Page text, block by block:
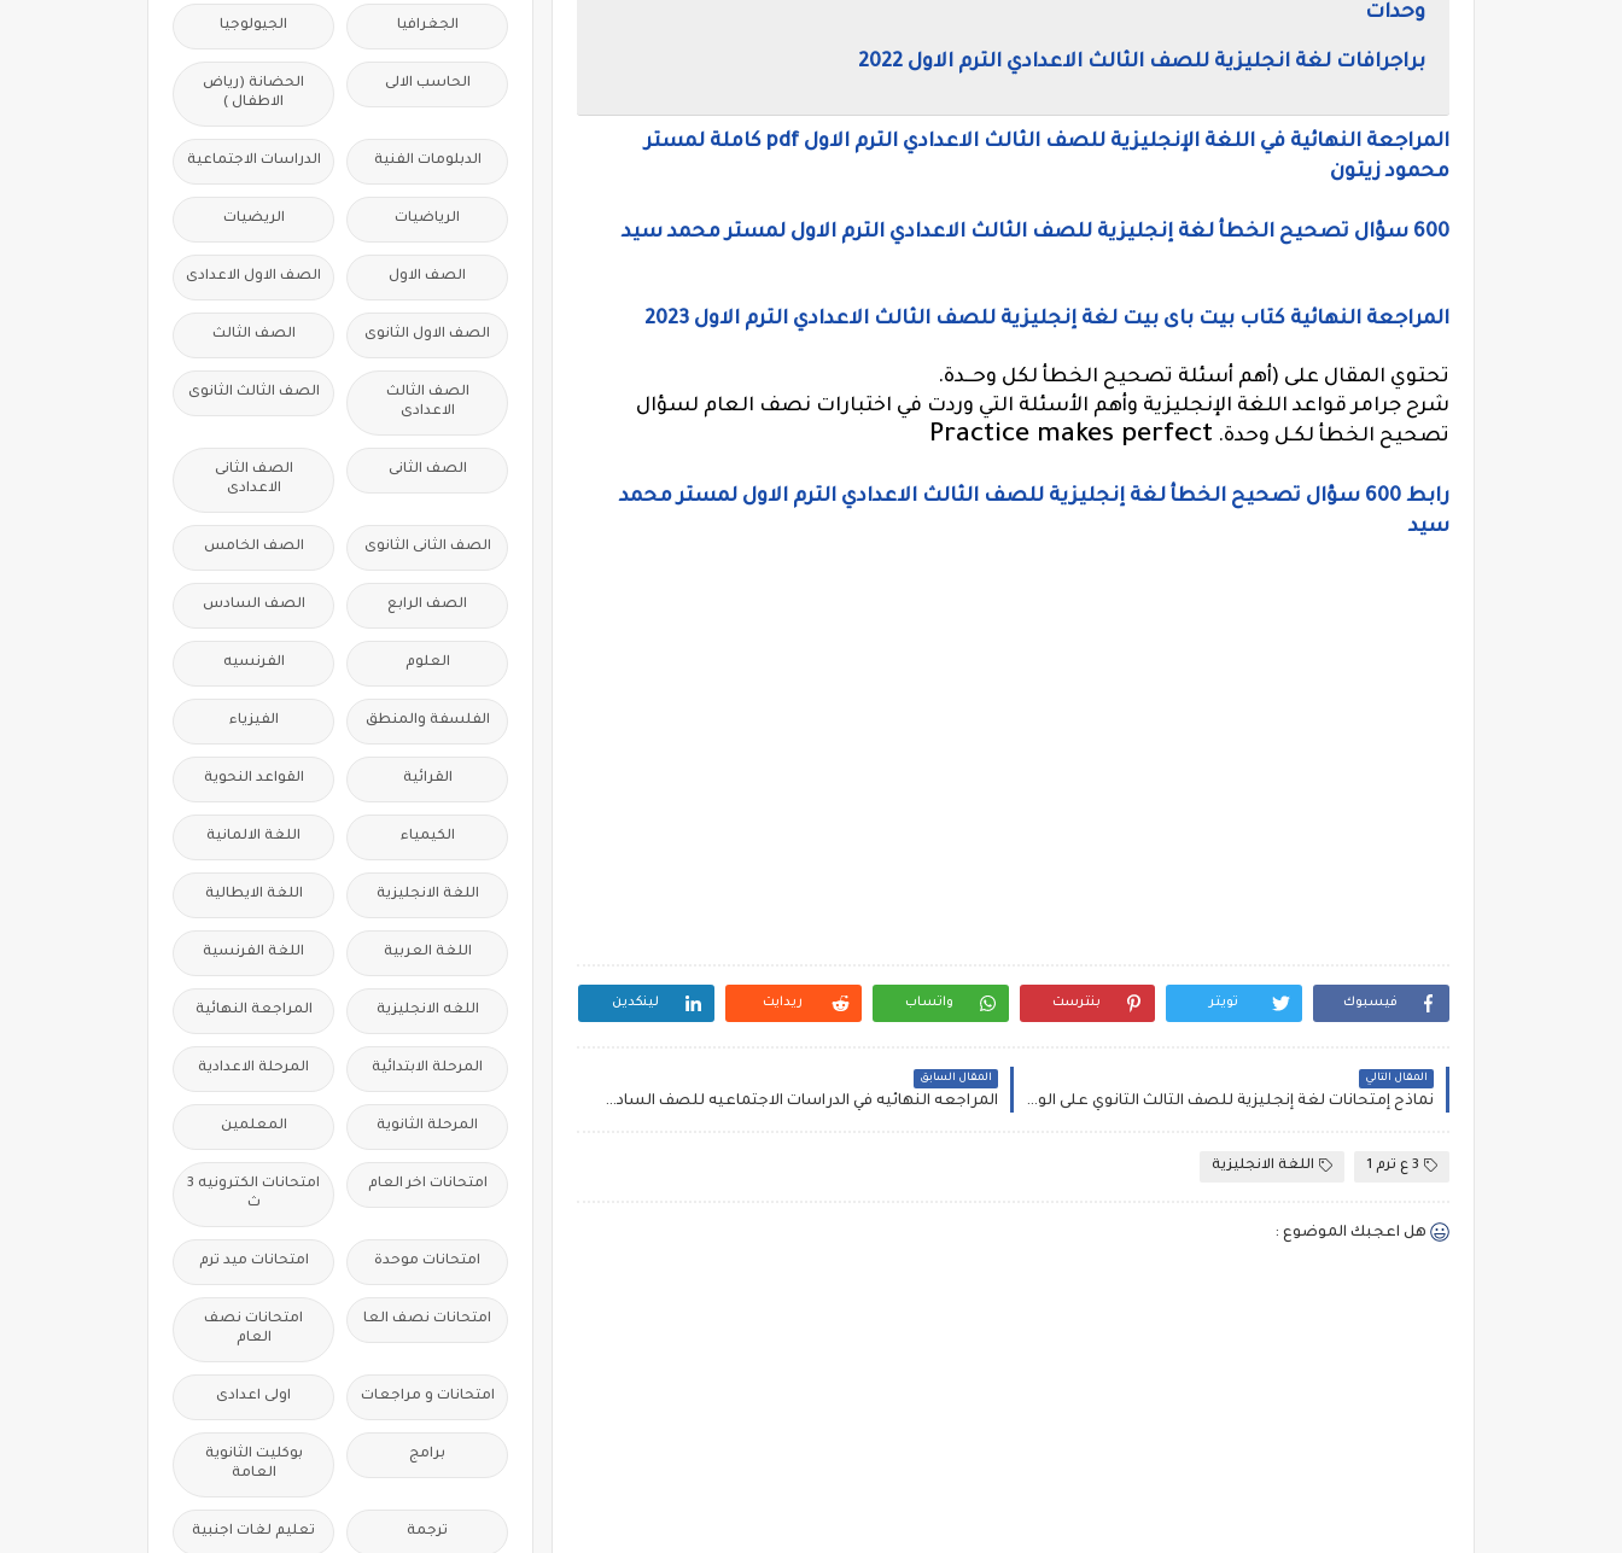
وحدات
براجرافات لغة انجليزية للصف الثالث الاعدادي الترم الاول 2022
المراجعة النهائية في اللغة الإنجليزية للصف الثالث الاعدادي الترم الاول pdf كاملة لمستر
محمود زيتون
600 سؤال تصحيح الخطأ لغة إنجليزية للصف الثالث الاعدادي الترم الاول لمستر محمد سيد
المراجعة النهائية كتاب بيت باى بيت لغة إنجليزية للصف الثالث الاعدادي الترم الاول 2023
تحتوي المقال على (أهم أسئلة تصحيح الخطأ لكل وحــدة.
شرح جرامر قواعد اللغة الإنجليزية وأهم الأسئلة التي وردت في اختبارات نصف العام لسؤال
تصحيح الخطأ لكـل وحدة. Practice makes perfect
رابط 600 سؤال تصحيح الخطأ لغة إنجليزية للصف الثالث الاعدادي الترم الاول لمستر محمد
سيد
فيسبوك تويتر بنترست واتساب ريدايت لينكدين
المقال التالي
نماذح إمتحانات لغة إنجليزية للصف الثالث الثانوي على الوحدة الرابعة لمستر محمود زيتون
المقال السابق
المراجعه النهائيه في الدراسات الاجتماعيه للصف السادس الابتدائي الترم الاول للاستاذ ساميه فياض
3 ع ترم 1 اللغة الانجليزية
هل اعجبك الموضوع :
الجغرافيا الجيولوجيا
الحاسب الالى
الحضانة (رياض
الاطفال )
الدبلومات الفنية الدراسات الاجتماعية
الرياضيات الريضيات
الصف الاول الصف الاول الاعدادى
الصف الاول الثانوى الصف الثالث
الصف الثالث
الاعدادى
الصف الثالث الثانوى
الصف الثانى
الصف الثانى
الاعدادى
الصف الثانى الثانوى الصف الخامس
الصف الرابع الصف السادس
العلوم الفرنسيه
الفلسفة والمنطق الفيزياء
القرائية القواعد النحوية
الكيمياء اللغة الالمانية
اللغة الانجليزية اللغة الايطالية
اللغة العربية اللغة الفرنسية
اللغه الانجليزية المراجعة النهائية
المرحلة الابتدائية المرحلة الاعدادية
المرحلة الثانوية المعلمين
امتحانات اخر العام
امتحانات الكترونيه 3
ث
امتحانات موحدة امتحانات ميد ترم
امتحانات نصف العا
امتحانات نصف
العام
امتحانات و مراجعات اولى اعدادى
برامج
بوكليت الثانوية
العامة
ترجمة تعليم لغات اجنبية